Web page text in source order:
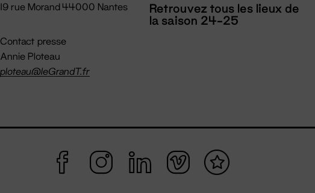
19 rue Morand 44000 Nantes
Contact presse
Annie Ploteau
ploteau@leGrandT.fr
Retrouvez tous les lieux de
la saison 24-25